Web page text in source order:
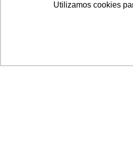
Utilizamos cookies